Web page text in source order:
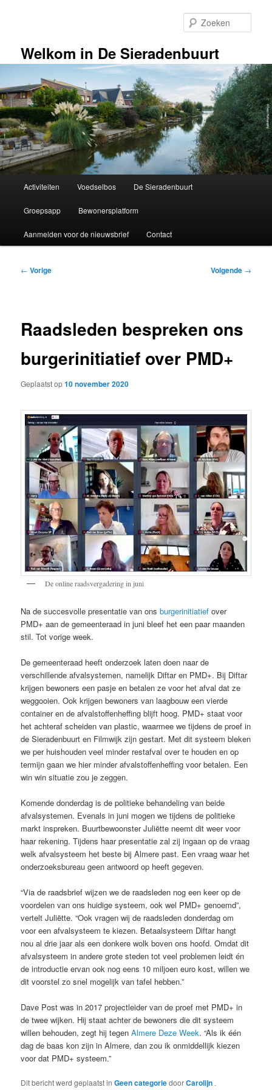
inhoudWelkom in De Sieradenbuurt
Activiteiten Voedselbos De Sieradenbuurt
Groepsapp Bewonersplatform
Aanmelden voor de nieuwsbrief Contact
Bericht
← Vorige Volgende →
Raadsleden bespreken ons
burgerinitiatief over PMD+
Geplaatst op10 november 2020
De online raadsvergadering in juni
Na de succesvolle presentatie van onsburgerinitiatief over
PMD+ aan de gemeenteraad in juni bleef het een paar maanden
stil. Tot vorige week.
De gemeenteraad heeft onderzoek laten doen naar de
verschillende afvalsystemen, namelijk Diftar en PMD+. Bij Diftar
krijgen bewoners een pasje en betalen ze voor het afval dat ze
weggooien. Ook krijgen bewoners van laagbouw een vierde
container en de afvalstoffenheffing blijft hoog. PMD+ staat voor
het achteraf scheiden van plastic, waarmee we tijdens de proef in
de Sieradenbuurt en Filmwijk zijn gestart. Met dit systeem bleken
we per huishouden veel minder restafval over te houden en op
termijn gaan we hier minder afvalstoffenheffing voor betalen. Een
win win situatie zou je zeggen.
Komende donderdag is de politieke behandeling van beide
afvalsystemen. Evenals in juni mogen we tijdens de politieke
markt inspreken. Buurtbewoonster Juliëtte neemt dit weer voor
haar rekening. Tijdens haar presentatie zal zij ingaan op de vraag
welk afvalsysteem het beste bij Almere past. Een vraag waar het
onderzoeksbureau geen antwoord op heeft gegeven.
“Via de raadsbrief wijzen we de raadsleden nog een keer op de
voordelen van ons huidige systeem, ook wel PMD+ genoemd”,
vertelt Juliëtte. “Ook vragen wij de raadsleden donderdag om
voor een afvalsysteem te kiezen. Betaalsysteem Diftar hangt
nou al drie jaar als een donkere wolk boven ons hoofd. Omdat dit
afvalsysteem in andere grote steden tot veel problemen leidt én
de introductie ervan ook nog eens 10 miljoen euro kost, willen we
dit voorstel zo snel mogelijk van tafel hebben.”
Dave Post was in 2017 projectleider van de proef met PMD+ in
de twee wijken. Hij staat achter de bewoners die dit systeem
willen behouden, zegt hij tegenAlmere Deze Week. “Als ik één
dag de baas kon zijn in Almere, dan zou ik onmiddellijk kiezen
voor dat PMD+ systeem.”
Dit bericht werd geplaatst inGeen categoriedoorCarolijn .